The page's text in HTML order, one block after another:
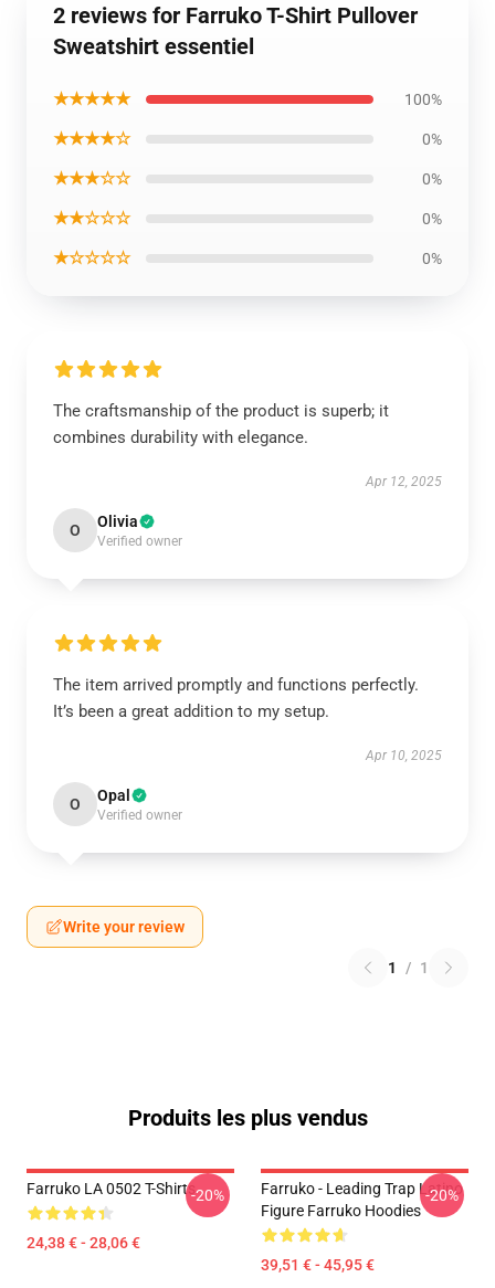
2 reviews for Farruko T-Shirt Pullover
Sweatshirt essentiel
★★★★★ 100%
★★★★☆ 0%
★★★☆☆ 0%
★★☆☆☆ 0%
★☆☆☆☆ 0%
The craftsmanship of the product is superb; it
combines durability with elegance.
Apr 12, 2025
O Olivia
Verified owner
The item arrived promptly and functions perfectly.
It’s been a great addition to my setup.
Apr 10, 2025
O Opal
Verified owner
Write your review
1 / 1
Produits les plus vendus
Farruko LA 0502 T-Shirts
24,38 € - 28,06 €
-20%
Farruko - Leading Trap Latino
Figure Farruko Hoodies
39,51 € - 45,95 €
-20%